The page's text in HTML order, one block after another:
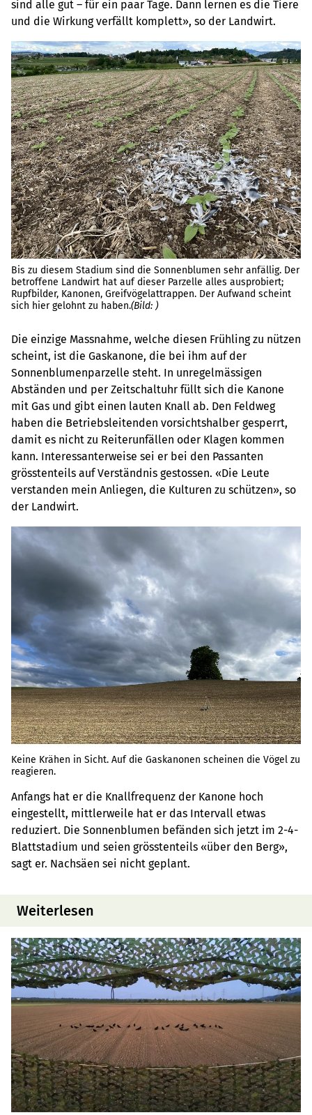
sind alle gut – für ein paar Tage. Dann lernen es die Tiere
und die Wirkung verfällt komplett», so der Landwirt.
Bis zu diesem Stadium sind die Sonnenblumen sehr anfällig. Der
betroffene Landwirt hat auf dieser Parzelle alles ausprobiert;
Rupfbilder, Kanonen, Greifvögelattrappen. Der Aufwand scheint
sich hier gelohnt zu haben.(Bild: )
Die einzige Massnahme, welche diesen Frühling zu nützen
scheint, ist die Gaskanone, die bei ihm auf der
Sonnenblumenparzelle steht. In unregelmässigen
Abständen und per Zeitschaltuhr füllt sich die Kanone
mit Gas und gibt einen lauten Knall ab. Den Feldweg
haben die Betriebsleitenden vorsichtshalber gesperrt,
damit es nicht zu Reiterunfällen oder Klagen kommen
kann. Interessanterweise sei er bei den Passanten
grösstenteils auf Verständnis gestossen. «Die Leute
verstanden mein Anliegen, die Kulturen zu schützen», so
der Landwirt.
Keine Krähen in Sicht. Auf die Gaskanonen scheinen die Vögel zu
reagieren.
Anfangs hat er die Knallfrequenz der Kanone hoch
eingestellt, mittlerweile hat er das Intervall etwas
reduziert. Die Sonnenblumen befänden sich jetzt im 2-4-
Blattstadium und seien grösstenteils «über den Berg»,
sagt er. Nachsäen sei nicht geplant.
Weiterlesen